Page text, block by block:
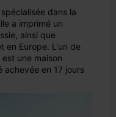
dans la
a imprimé un
ainsi que
en Europe. L'un de
une maison
achevée en 17 jours